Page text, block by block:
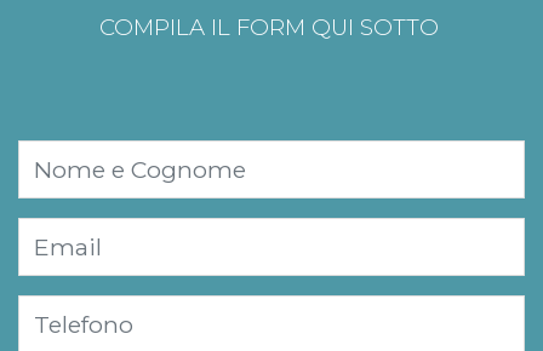
COMPILA IL FORM QUI SOTTO